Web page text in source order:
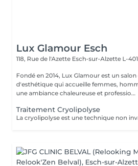
Lux Glamour Esch
118, Rue de l'Azette Esch-sur-Alzette L-
Fondé en 2014, Lux Glamour est un
d'esthétique qui accueille femmes,
une ambiance chaleureuse et professio...
Traitement Cryolipolyse